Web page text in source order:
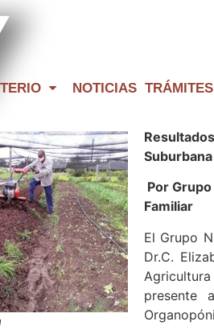
NOTICIAS
Por
Familiar
El Grupo
Dr.C.
presente